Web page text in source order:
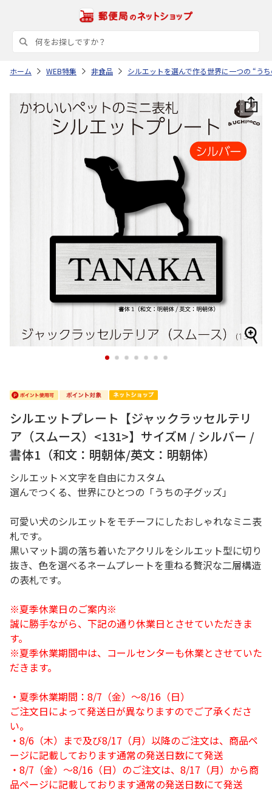
ホーム WEB特集 非食品 シルエットを選んで作る世界に一つの “う
1 2 3 4 5 6 7
シルエットプレート【ジャックラッセルテリ
ア（スムース）<131>】サイズM / シルバー /
書体1（和文：明朝体/英文：明朝体）
シルエット×文字を自由にカスタム
選んでつくる、世界にひとつの「うちの子グッズ」
可愛い犬のシルエットをモチーフにしたおしゃれなミニ表
札です。
黒いマット調の落ち着いたアクリルをシルエット型に切り
抜き、色を選べるネームプレートを重ねる贅沢な二層構造
の表札です。
※夏季休業日のご案内※
誠に勝手ながら、下記の通り休業日とさせていただきま
す。
※夏季休業期間中は、コールセンターも休業とさせていた
だきます。
・夏季休業期間：8/7（金）～8/16（日）
ご注文日によって発送日が異なりますのでご了承くださ
い。
・8/6（木）まで及び8/17（月）以降のご注文は、商品ペ
ージに記載しております通常の発送日数にて発送
・8/7（金）～8/16（日）のご注文は、8/17（月）から商
品ページに記載しております通常の発送日数にて発送